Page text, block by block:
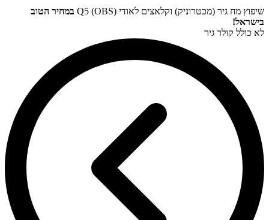
שיפוץ מח גיר (מכטרוניק) וקלאצים לאודי Q5 (OBS)
במחיר הטוב
בישראל!
לא כולל קולר גיר